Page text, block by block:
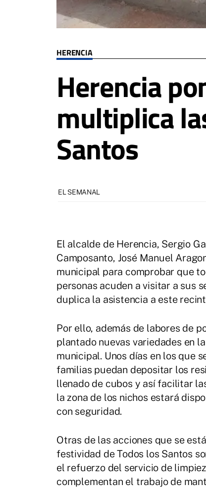
HERENCIA
Herencia
multiplica
Santos
EL SEMANAL
El alcalde de Herencia, Sergio
Camposanto, José Manuel
municipal para comprobar que
personas acuden a visitar a sus
duplica la asistencia a este
Por ello, además de labores de
plantado nuevas variedades en
municipal. Unos días en los que
familias puedan depositar los
llenado de cubos y así facilitar
la zona de los nichos estará
con seguridad.
Otras de las acciones que se
festividad de Todos los Santos
el refuerzo del servicio de
complementan el trabajo de